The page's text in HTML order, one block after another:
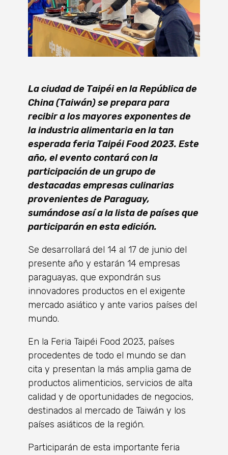
La ciudad de Taipéi en la República de
China (Taiwán) se prepara para
recibir a los mayores exponentes de
la industria alimentaria en la tan
esperada feria Taipéi Food 2023. Este
año, el evento contará con la
participación de un grupo de
destacadas empresas culinarias
provenientes de Paraguay,
sumándose así a la lista de países que
participarán en esta edición.
Se desarrollará del 14 al 17 de junio del
presente año y estarán 14 empresas
paraguayas, que expondrán sus
innovadores productos en el exigente
mercado asiático y ante varios países del
mundo.
En la Feria Taipéi Food 2023, países
procedentes de todo el mundo se dan
cita y presentan la más amplia gama de
productos alimenticios, servicios de alta
calidad y de oportunidades de negocios,
destinados al mercado de Taiwán y los
países asiáticos de la región.
Participarán de esta importante feria